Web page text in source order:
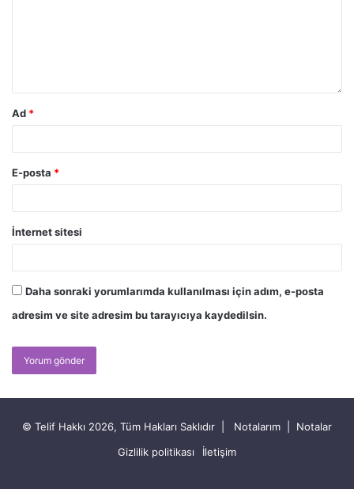
Ad *
E-posta *
İnternet sitesi
Daha sonraki yorumlarımda kullanılması için adım, e-posta
adresim ve site adresim bu tarayıcıya kaydedilsin.
© Telif Hakkı 2026, Tüm Hakları Saklıdır | Notalarım
Notalar
Gizlilik politikası
İletişim